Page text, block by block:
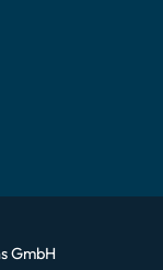
GmbH